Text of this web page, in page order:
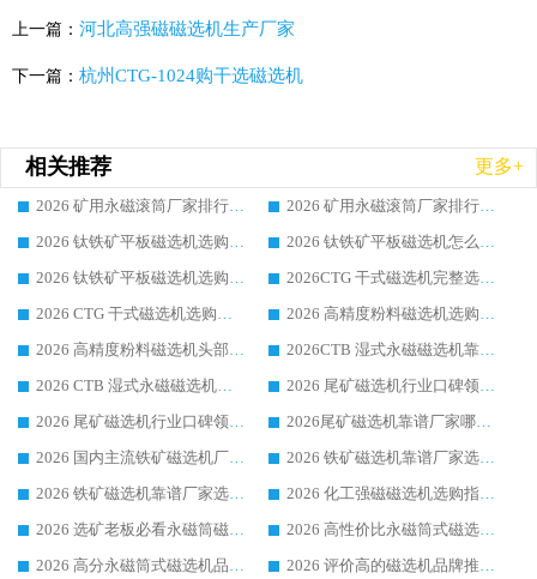
上一篇： 河北高强磁磁选机生产厂家
下一篇： 杭州CTG-1024购干选磁选机
相关推荐 更多+
2026 矿用永磁滚筒厂家排行榜选购干货指南 行业口碑标杆华体会手机网页版-华体会(中国) 实力出众
2026 矿用永磁滚筒厂家排行榜选购指南，行业口碑领域强者华体会手机网页版-华体会(中国)
2026 钛铁矿平板磁选机选购全攻略 市场公认优质品牌厂家实力排行榜
2026 钛铁矿平板磁选机怎么选 靠谱生产企业实力排行榜选购参考攻略
2026 钛铁矿平板磁选机选购指南 行业口碑优选品牌生产企业实力排行榜
2026CTG 干式磁选机完整选购指南 行业口碑顶尖靠谱生产龙头厂家实力推荐
2026 CTG 干式磁选机选购指南|行业口碑靠谱生产厂家领域强者推荐
2026 高精度粉料磁选机选购全攻略 行业优质品牌华体会手机网页版-华体会(中国) 实力深度解析
2026 高精度粉料磁选机头部厂家选购指南 行业口碑靠谱品牌推荐 领域强者华体会手机网页版-华体会(中国) 解析
2026CTB 湿式永磁磁选机靠谱厂家实力排行榜 铁矿选矿设备采购全流程选购指南
2026 CTB 湿式永磁磁选机选购指南|行业口碑良好品牌推荐，领域强者华体会手机网页版-华体会(中国)
2026 尾矿磁选机行业口碑领域强者，源头直供国内主流厂家华体会手机网页版-华体会(中国) 一站式服务
2026 尾矿磁选机行业口碑领域强者，源头直供国内主流厂家华体会手机网页版-华体会(中国) 一站式服务
2026尾矿磁选机靠谱厂家哪家好 行业口碑领域强者华体会手机网页版-华体会(中国) 推荐
2026 国内主流铁矿磁选机厂家选购指南|行业口碑好品牌推荐，领域强者华体会手机网页版-华体会(中国)
2026 铁矿磁选机靠谱厂家选购全攻略 行业标杆华体会手机网页版-华体会(中国) 设备性价比出众
2026 铁矿磁选机靠谱厂家选购指南，领域强者华体会手机网页版-华体会(中国) 铁矿磁选机性价比高
2026 化工强磁磁选机选购指南 5 家行业口碑靠谱厂家领域强者推荐
2026 选矿老板必看永磁筒磁选机推荐 行业头部品牌口碑设备选购全攻略
2026 高性价比永磁筒式磁选机品牌盘点 行业强者口碑实测选购完整指南
2026 高分永磁筒式磁选机品牌推荐 选矿设备强者对比测评采购避坑全攻略
2026 评价高的磁选机品牌推荐选购指南，永磁筒式磁选机设备领域强者全景行业口碑解析